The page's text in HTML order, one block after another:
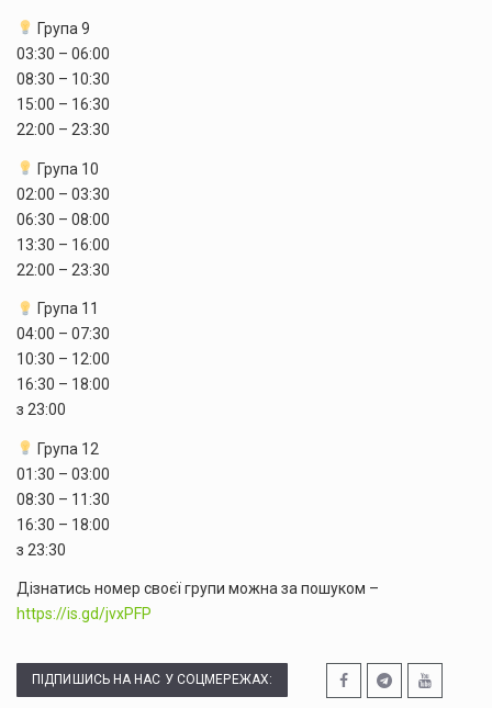
Група 9
03:30 – 06:00
08:30 – 10:30
15:00 – 16:30
22:00 – 23:30
Група 10
02:00 – 03:30
06:30 – 08:00
13:30 – 16:00
22:00 – 23:30
Група 11
04:00 – 07:30
10:30 – 12:00
16:30 – 18:00
з 23:00
Група 12
01:30 – 03:00
08:30 – 11:30
16:30 – 18:00
з 23:30
Дізнатись номер своєї групи можна за пошуком –
https://is.gd/jvxPFP
ПІДПИШИСЬ НА НАС У СОЦМЕРЕЖАХ: